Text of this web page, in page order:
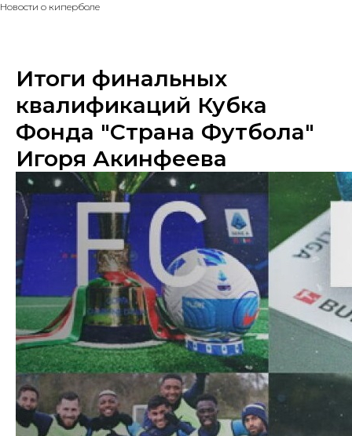
Новости о киперболе
Итоги финальных
квалификаций Кубка
Фонда "Страна Футбола"
Игоря Акинфеева